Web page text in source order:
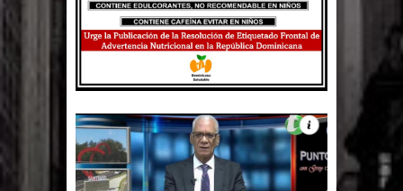
El PRM tendrá desde el próximo
domingo una dirección de hombres